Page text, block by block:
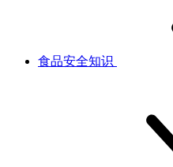
食品安全知识